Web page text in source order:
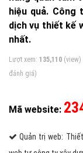
hiệu quả. Công
dịch vụ thiết kế
nhất.
Lượt xem: 135,110 (view)
đánh giá)
Mã website:
Quản trị web: